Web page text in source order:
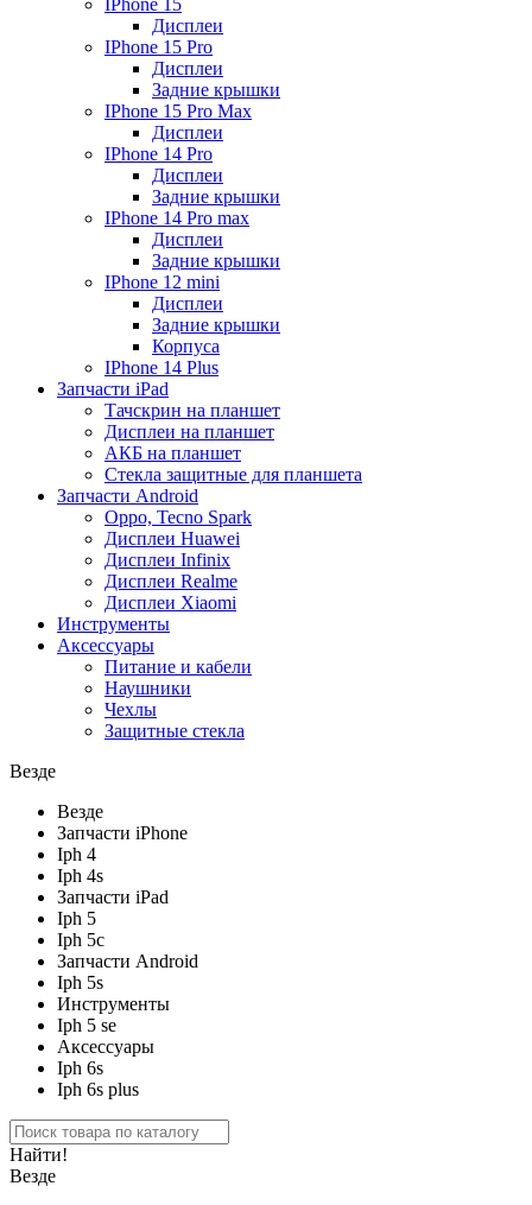
IPhone 15
Дисплеи
IPhone 15 Pro
Дисплеи
Задние крышки
IPhone 15 Pro Max
Дисплеи
IPhone 14 Pro
Дисплеи
Задние крышки
IPhone 14 Pro max
Дисплеи
Задние крышки
IPhone 12 mini
Дисплеи
Задние крышки
Корпуса
IPhone 14 Plus
Запчасти iPad
Тачскрин на планшет
Дисплеи на планшет
АКБ на планшет
Стекла защитные для планшета
Запчасти Android
Oppo, Tecno Spark
Дисплеи Huawei
Дисплеи Infinix
Дисплеи Realme
Дисплеи Xiaomi
Инструменты
Аксессуары
Питание и кабели
Наушники
Чехлы
Защитные стекла
Везде
Везде
Запчасти iPhone
Iph 4
Iph 4s
Запчасти iPad
Iph 5
Iph 5c
Запчасти Android
Iph 5s
Инструменты
Iph 5 se
Аксессуары
Iph 6s
Iph 6s plus
Найти!
Везде